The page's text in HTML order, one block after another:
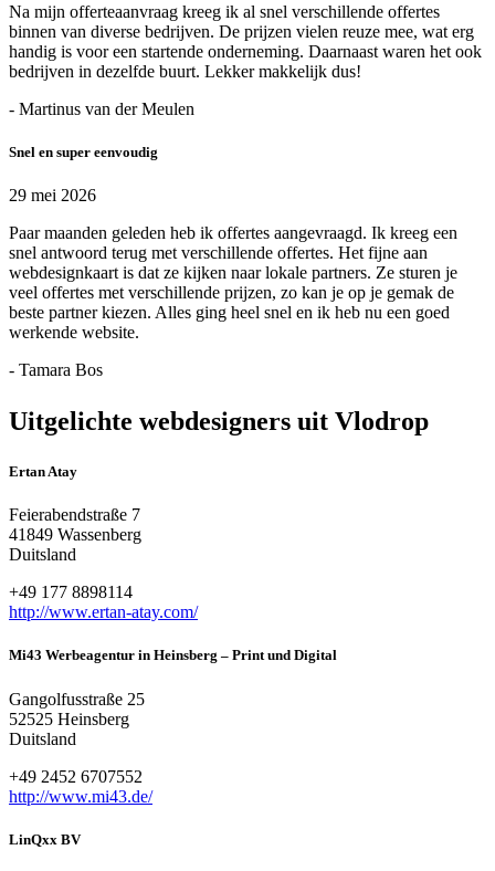
Na mijn offerteaanvraag kreeg ik al snel verschillende offertes
binnen van diverse bedrijven. De prijzen vielen reuze mee, wat erg
handig is voor een startende onderneming. Daarnaast waren het ook
bedrijven in dezelfde buurt. Lekker makkelijk dus!
- Martinus van der Meulen
Snel en super eenvoudig
29 mei 2026
Paar maanden geleden heb ik offertes aangevraagd. Ik kreeg een
snel antwoord terug met verschillende offertes. Het fijne aan
webdesignkaart is dat ze kijken naar lokale partners. Ze sturen je
veel offertes met verschillende prijzen, zo kan je op je gemak de
beste partner kiezen. Alles ging heel snel en ik heb nu een goed
werkende website.
- Tamara Bos
Uitgelichte webdesigners uit Vlodrop
Ertan Atay
Feierabendstraße 7
41849 Wassenberg
Duitsland
+49 177 8898114
http://www.ertan-atay.com/
Mi43 Werbeagentur in Heinsberg – Print und Digital
Gangolfusstraße 25
52525 Heinsberg
Duitsland
+49 2452 6707552
http://www.mi43.de/
LinQxx BV